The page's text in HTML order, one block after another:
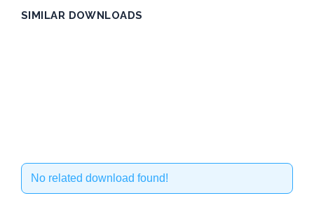
SIMILAR DOWNLOADS
No related download found!